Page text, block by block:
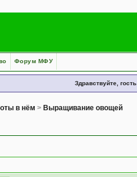
Форум МФУ
Здравствуйте, гость
в нём > Выращивание овощей